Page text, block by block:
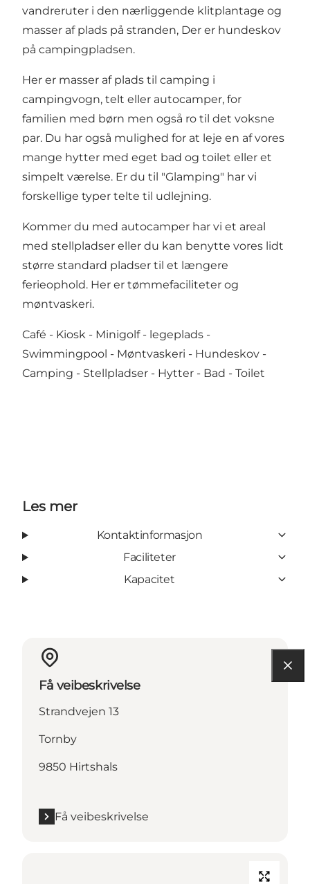
vandreruter i den nærliggende klitplantage og
masser af plads på stranden, Der er hundeskov
på campingpladsen.
Her er masser af plads til camping i
campingvogn, telt eller autocamper, for
familien med børn men også ro til det voksne
par. Du har også mulighed for at leje en af vores
mange hytter med eget bad og toilet eller et
simpelt værelse. Er du til "Glamping" har vi
forskellige typer telte til udlejning.
Kommer du med autocamper har vi et areal
med stellpladser eller du kan benytte vores lidt
større standard pladser til et længere
ferieophold. Her er tømmefaciliteter og
møntvaskeri.
Café - Kiosk - Minigolf - legeplads -
Swimmingpool - Møntvaskeri - Hundeskov -
Camping - Stellpladser - Hytter - Bad - Toilet
Les mer
Kontaktinformasjon
Faciliteter
Kapacitet
Få veibeskrivelse
Strandvejen 13
Tornby
9850 Hirtshals
Få veibeskrivelse